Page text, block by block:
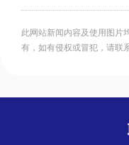
此网站新闻内容及使用图片
有，如有侵权或冒犯，请联